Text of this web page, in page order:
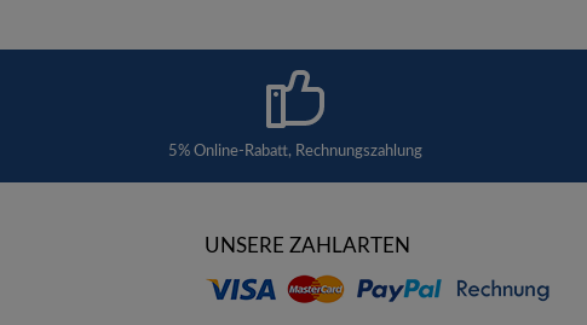
5% Online-Rabatt, Rechnungszahlung
UNSERE ZAHLARTEN